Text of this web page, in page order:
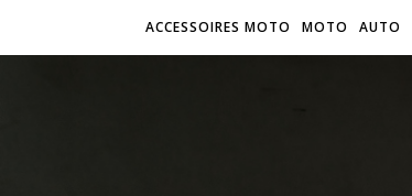
ACCESSOIRES MOTO MOTO AUTO